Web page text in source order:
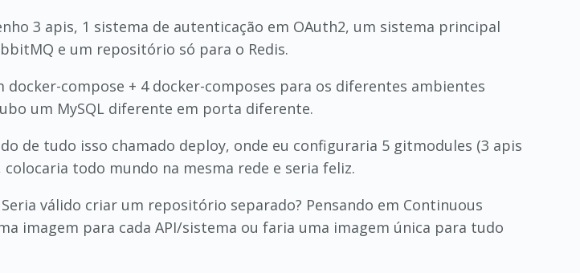
3 apis, 1 sistema de autenticação em OAuth2, um sistema principal
e um repositório só para o Redis.
docker-compose + 4 docker-composes para os diferentes ambientes
um MySQL diferente em porta diferente.
de tudo isso chamado deploy, onde eu configuraria 5 gitmodules (3 apis
todo mundo na mesma rede e seria feliz.
válido criar um repositório separado? Pensando em Continuous
imagem para cada API/sistema ou faria uma imagem única para tudo